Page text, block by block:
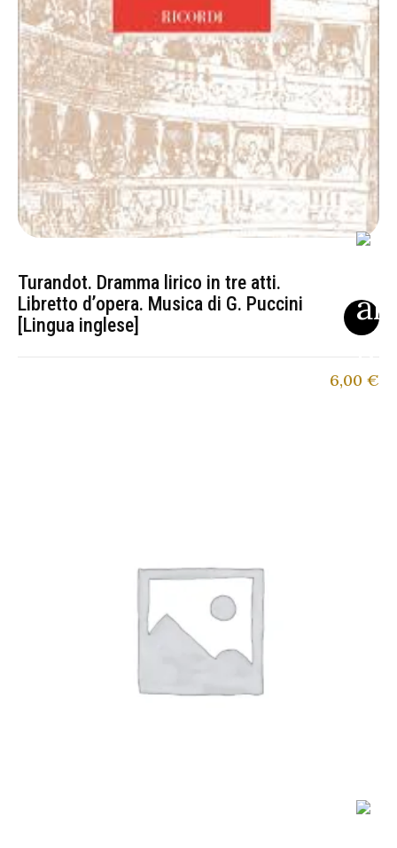
Turandot. Dramma lirico in tre atti.
Libretto d’opera. Musica di G. Puccini
[Lingua inglese]
6,00 €